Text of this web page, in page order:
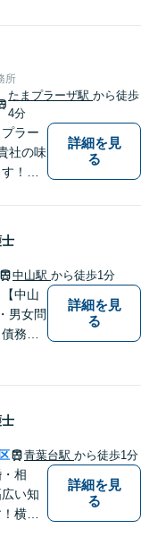
指し
す。
れた
にお気
所
たまプラーザ駅から徒歩
4分
ラー
社の味
！当
相談
詳細を見
る
中山駅 から徒歩1分
中山
男女問
務整
だく
談く
詳細を見
る
青葉台駅 から徒歩1分
相
い知
横
詳細を見
る